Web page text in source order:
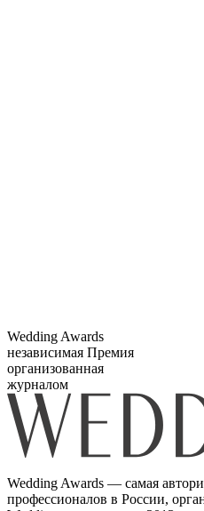
Wedding Awards
независимая Премия
организованная
журналом
Wedding Awards — самая
профессионалов в России,